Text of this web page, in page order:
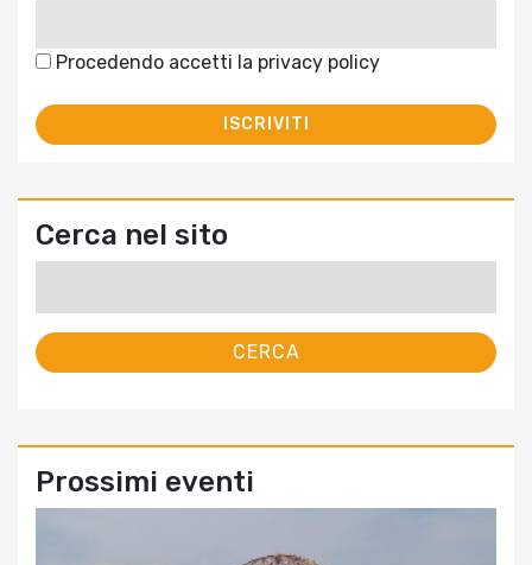
Procedendo accetti la privacy policy
Cerca nel sito
Prossimi eventi